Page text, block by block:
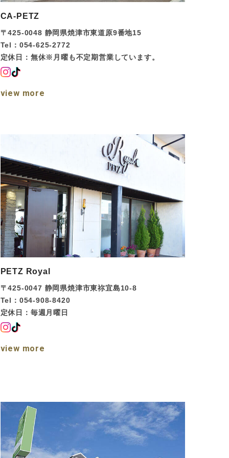
CA-PETZ
〒425-0048 静岡県焼津市東道原9番地15
Tel：054-625-2772
定休日：無休※月曜も不定期営業しています。
view more
PETZ Royal
〒425-0047 静岡県焼津市東祢宜島10-8
Tel：054-908-8420
定休日：毎週月曜日
view more